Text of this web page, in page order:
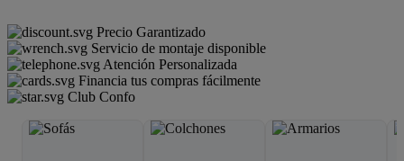
Precio Garantizado
Servicio de montaje disponible
Atención Personalizada
Financia tus compras fácilmente
Club Confo